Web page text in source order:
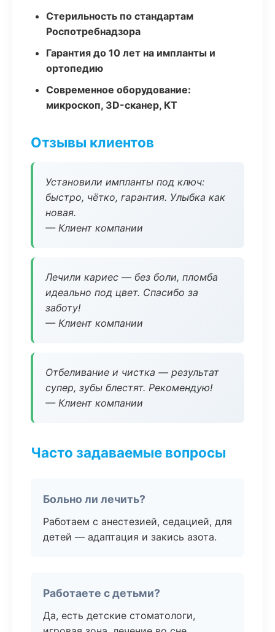
Стерильность по стандартам
Роспотребнадзора
Гарантия до 10 лет на импланты и
ортопедию
Современное оборудование:
микроскоп, 3D-сканер, КТ
Отзывы клиентов
Установили импланты под ключ:
быстро, чётко, гарантия. Улыбка как
новая.
— Клиент компании
Лечили кариес — без боли, пломба
идеально под цвет. Спасибо за
заботу!
— Клиент компании
Отбеливание и чистка — результат
супер, зубы блестят. Рекомендую!
— Клиент компании
Часто задаваемые вопросы
Больно ли лечить?
Работаем с анестезией, седацией, для
детей — адаптация и закись азота.
Работаете с детьми?
Да, есть детские стоматологи,